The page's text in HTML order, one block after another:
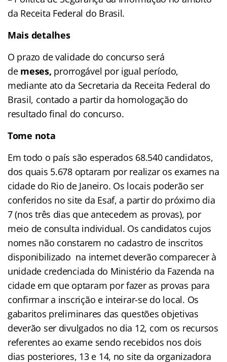
da Receita Federal do Brasil.
Mais detalhes
O prazo de validade do concurso será
de meses, prorrogável por igual período,
mediante ato da Secretaria da Receita Federal do
Brasil, contado a partir da homologação do
resultado final do concurso.
Tome nota
Em todo o país são esperados 68.540 candidatos,
dos quais 5.678 optaram por realizar os exames na
cidade do Rio de Janeiro. Os locais poderão ser
conferidos no site da Esaf, a partir do próximo dia
7 (nos três dias que antecedem as provas), por
meio de consulta individual. Os candidatos cujos
nomes não constarem no cadastro de inscritos
disponibilizado na internet deverão comparecer à
unidade credenciada do Ministério da Fazenda na
cidade em que optaram por fazer as provas para
confirmar a inscrição e inteirar-se do local. Os
gabaritos preliminares das questões objetivas
deverão ser divulgados no dia 12, com os recursos
referentes ao exame sendo recebidos nos dois
dias posteriores, 13 e 14, no site da organizadora